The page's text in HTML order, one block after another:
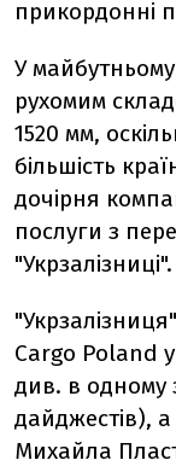
прикордонні
У
рухомим
1520 мм,
більшість
дочірня
послуги з
"Укрзалізниці".
Cargo Poland
див. в одному
дайджестів),
Михайла